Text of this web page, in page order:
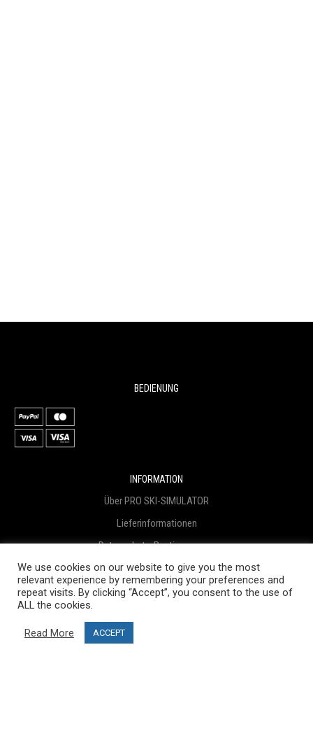
BEDIENUNG
INFORMATION
Über PRO SKI-SIMULATOR
Lieferinformationen
Datenschutz-Bestimmungen
Geschäftsbedingungen
Geschäftsbedingungen
We use cookies on our website to give you the most
relevant experience by remembering your preferences and
repeat visits. By clicking “Accept”, you consent to the use of
ALL the cookies.
Read More ACCEPT